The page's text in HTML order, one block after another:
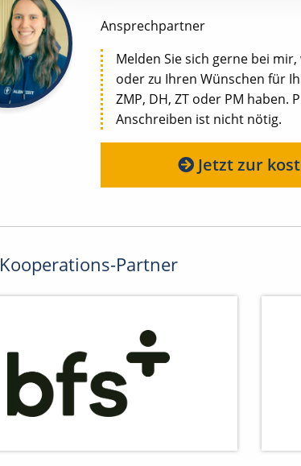
Ansprechpartner
Melden Sie sich gerne bei
oder zu Ihren Wünschen für
ZMP, DH, ZT oder PM haben.
Anschreiben ist nicht nötig.
Jetzt zur
Kooperations-Partner